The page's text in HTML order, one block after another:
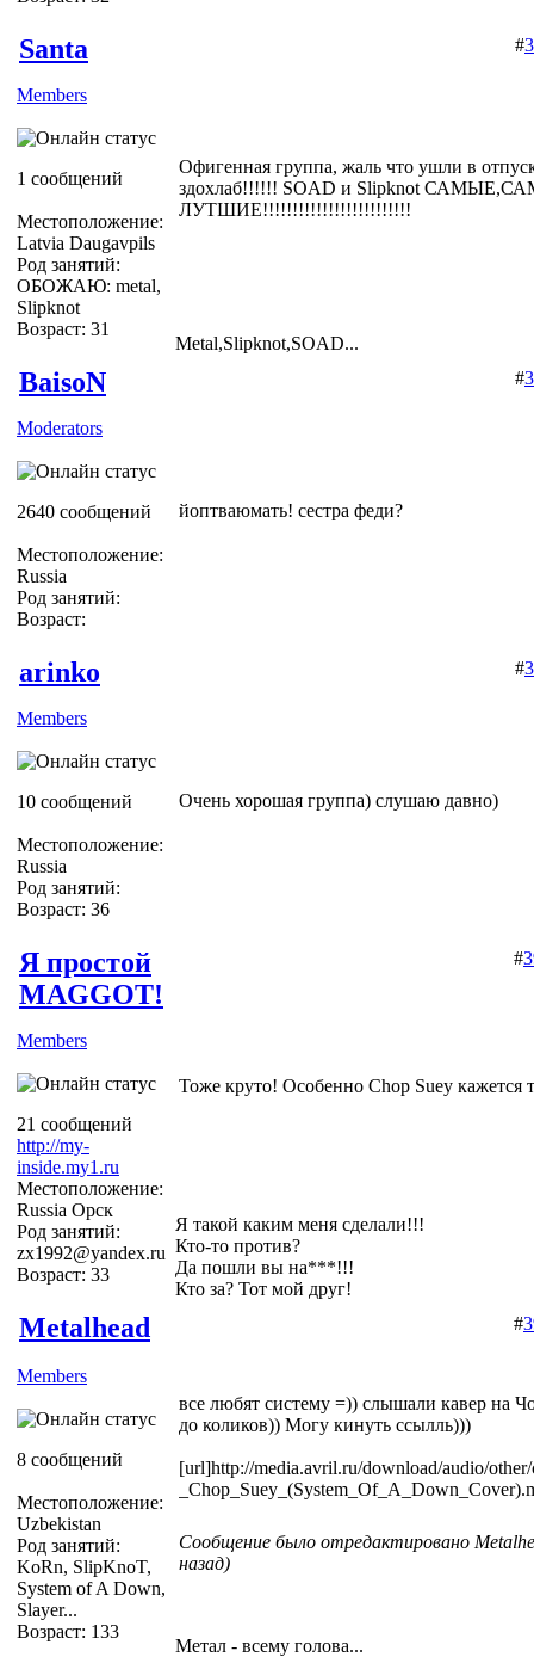
Santa
Members
1 сообщений
Местоположение:
Latvia Daugavpils
Род занятий:
ОБОЖАЮ: metal,
Slipknot
Возраст: 31
#
Офигенная группа, жаль что ушли в
здохлаб!!!!!! SOAD и Slipknot
ЛУТШИЕ!!!!!!!!!!!!!!!!!!!!!!!!!
Metal,Slipknot,SOAD...
BaisoN
Moderators
2640 сообщений
Местоположение:
Russia
Род занятий:
Возраст:
#
йоптваюмать! сестра феди?
arinko
Members
10 сообщений
Местоположение:
Russia
Род занятий:
Возраст: 36
#
Очень хорошая группа) слушаю давно)
Я простой
MAGGOT!
Members
21 сообщений
http://my-
inside.my1.ru
Местоположение:
Russia Орск
Род занятий:
zx1992@yandex.ru
Возраст: 33
#
Тоже круто! Особенно Chop Suey кажется
Я такой каким меня сделали!!!
Кто-то против?
Да пошли вы на***!!!
Кто за? Тот мой друг!
Metalhead
Members
8 сообщений
Местоположение:
Uzbekistan
Род занятий:
KoRn, SlipKnoT,
System of A Down,
Slayer...
Возраст: 133
#
все любят систему =)) слышали кавер на
до коликов)) Могу кинуть ссылль)))
[url]http://media.avril.ru/download/audio/
Сообщение было отредактировано
назад)
Метал - всему голова...